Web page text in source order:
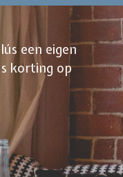
een eigen
korting op